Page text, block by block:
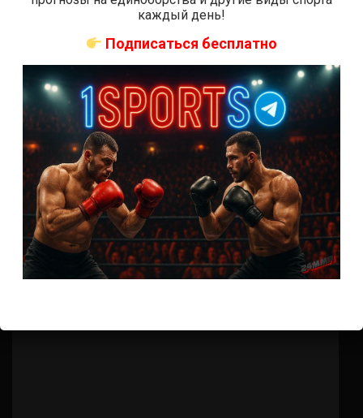
Бретт Джонс – Монтел Джексон
6 лет тому назад Решит Сабитов
(далее…)
каждый день!
Подписаться бесплатно